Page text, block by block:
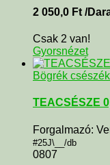
2 050,0 Ft /
Csak 2 van!
Gyorsnézet
Bögrék
TEACSÉSZE
Forgalmazó:
#25J\__/db
0807